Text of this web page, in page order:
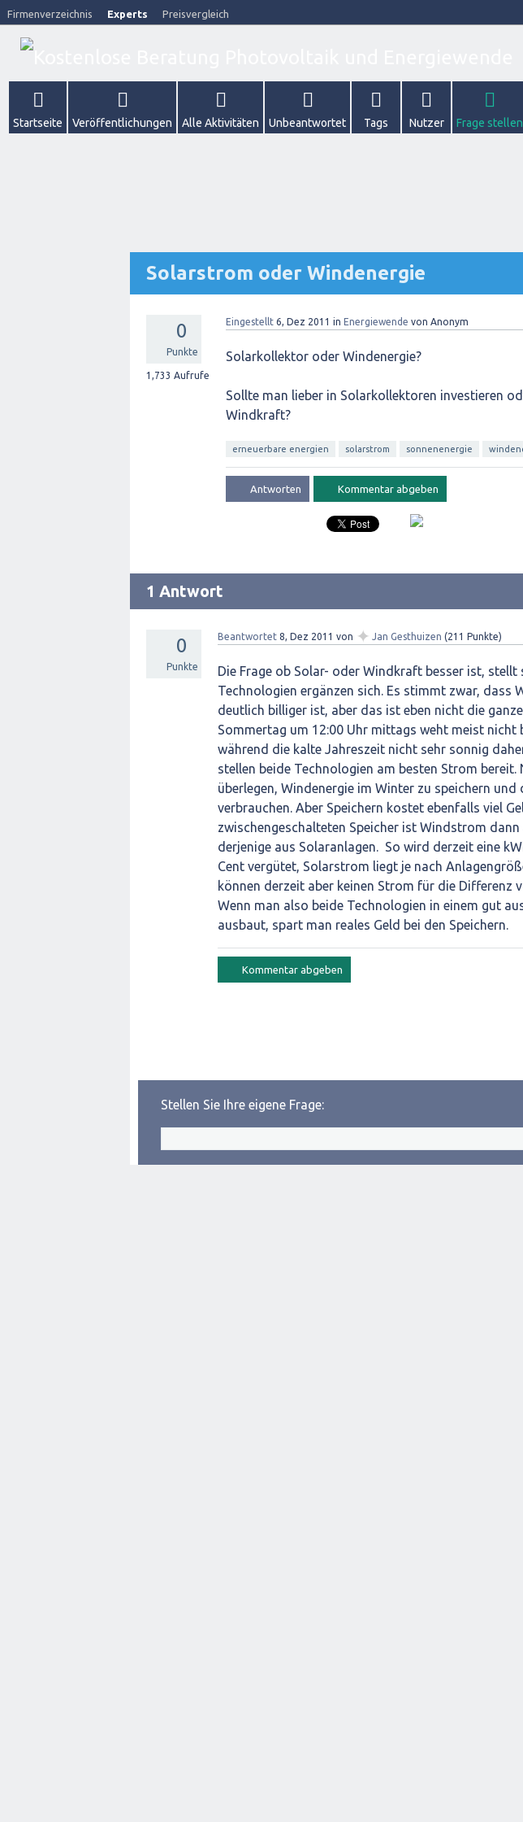
Firmenverzeichnis Experts Preisvergleich
Startseite Veröffentlichungen Alle Aktivitäten Unbeantwortet Tags Nutzer Frage stellen
Solarstrom oder Windenergie
0
Punkte
1,733 Aufrufe
Eingestellt 6, Dez 2011 in Energiewende von Anonym
Solarkollektor oder Windenergie?
Sollte man lieber in Solarkollektoren investieren
Windkraft?
erneuerbare energien solarstrom sonnenenergie
1 Antwort
0
Punkte
Beantwortet 8, Dez 2011 von ✦ Jan Gesthuizen (211 Punkte)
Die Frage ob Solar- oder Windkraft besser ist, stellt
Technologien ergänzen sich. Es stimmt zwar, dass
deutlich billiger ist, aber das ist eben nicht die
Sommertag um 12:00 Uhr mittags weht meist nicht
während die kalte Jahreszeit nicht sehr sonnig
stellen beide Technologien am besten Strom
überlegen, Windenergie im Winter zu speichern und
verbrauchen. Aber Speichern kostet ebenfalls viel
zwischengeschalteten Speicher ist Windstrom
derjenige aus Solaranlagen. So wird derzeit eine
Cent vergütet, Solarstrom liegt je nach
können derzeit aber keinen Strom für die Differenz
Wenn man also beide Technologien in einem gut
ausbaut, spart man reales Geld bei den Speichern.
Stellen Sie Ihre eigene Frage: